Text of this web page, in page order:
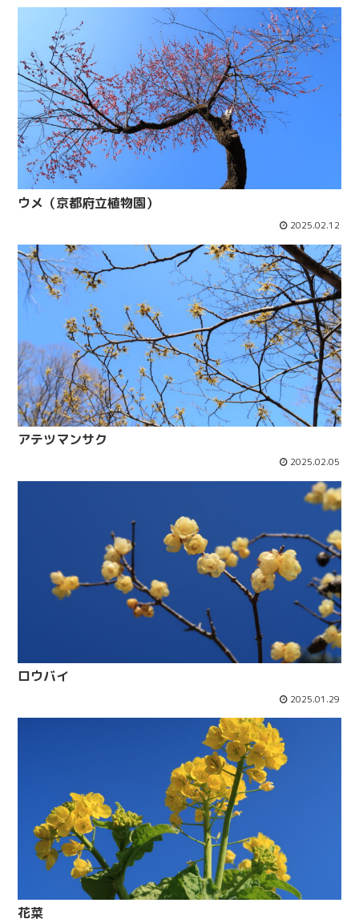
ウメ（京都府立植物園）
2025.02.12
アテツマンサク
2025.02.05
ロウバイ
2025.01.29
花菜